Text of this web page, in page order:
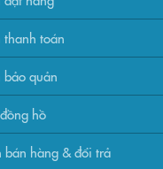
thanh toán
bảo quản
hồ
bán hàng & đổi trả